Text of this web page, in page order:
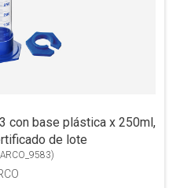
con base plástica x 250ml,
de lote
)